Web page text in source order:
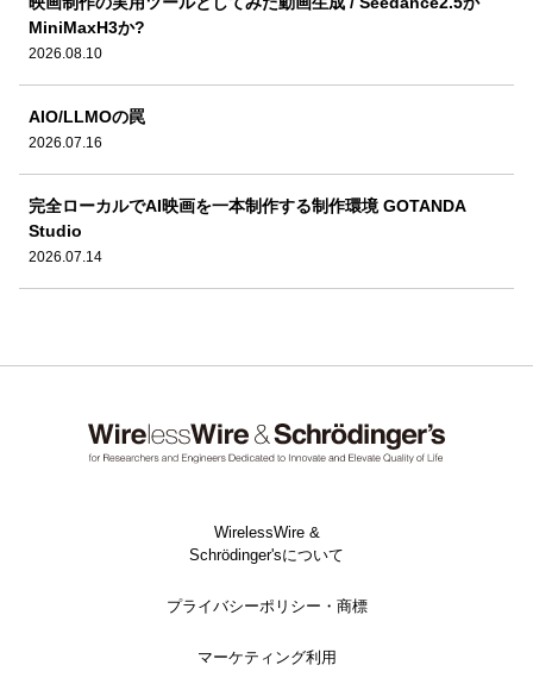
MiniMaxH3か?
2026.08.10
AIO/LLMOの罠
2026.07.16
完全ローカルでAI映画を一本制作する制作環境 GOTANDA
Studio
2026.07.14
WirelessWire &
Schrödinger'sについて
プライバシーポリシー・商標
マーケティング利用